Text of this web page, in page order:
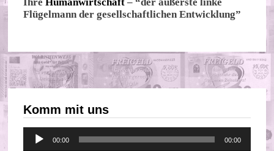
Flügelmann der gesellschaftlichen Entwicklung”
Komm mit uns
Audio-
Player
00:00 00:00